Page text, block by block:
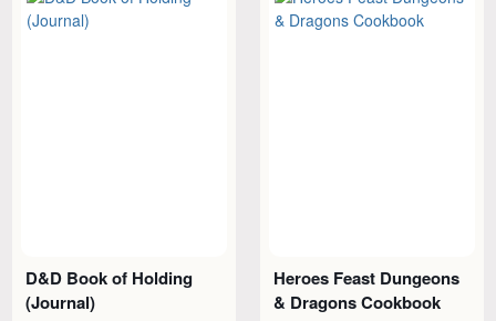
D&D Book of Holding
(Journal)
Heroes Feast Dungeons
& Dragons Cookbook